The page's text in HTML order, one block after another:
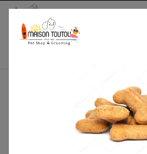
À Table
Pure Life Chiot